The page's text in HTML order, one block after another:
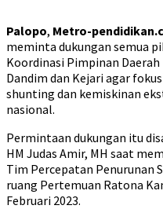
Palopo, Metro-
meminta dukungan semua
Koordinasi Pimpinan
Dandim dan Kejari agar
shunting dan kemiskinan
nasional.
Permintaan dukungan itu
HM Judas Amir, MH saat
Tim Percepatan Penurunan
ruang Pertemuan Ratona
Februari 2023.